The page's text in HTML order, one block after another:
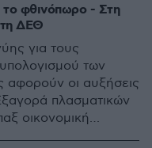
το φθινόπωρο - Στη
τη ΔΕΘ
για τους
των
αφορούν οι αυξήσεις
πλασματικών
οικονομική